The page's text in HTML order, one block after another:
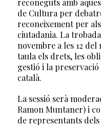
de Cultura per
reconeixement per
ciutadania. La
novembre a les 12
taula els drets, les
gestió i la
català.
La sessió serà
Ramon Muntaner) i
de representants dels